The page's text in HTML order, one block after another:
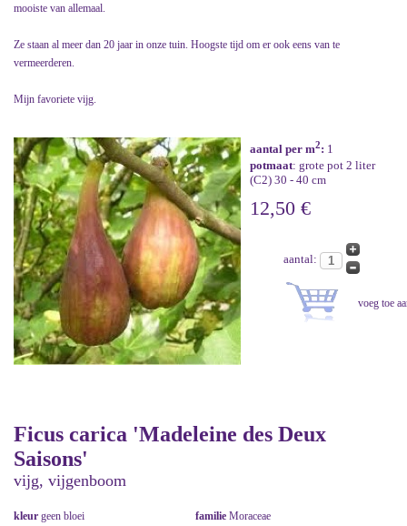
mooiste van allemaal.
Ze staan al meer dan 20 jaar in onze tuin. Hoogste tijd om er ook eens van te
vermeerderen.
Mijn favoriete vijg.
aantal per m2: 1
potmaat: grote pot 2 liter
(C2) 30 - 40 cm
12,50 €
aantal:
Ficus carica 'Madeleine des Deux
Saisons'
vijg, vijgenboom
kleur geen bloei familie Moraceae